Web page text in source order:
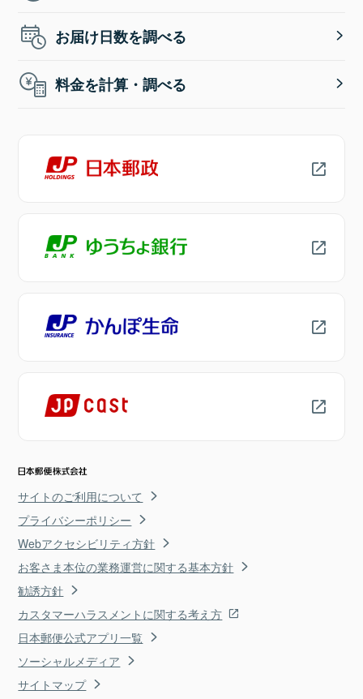
お届け日数を調べる
料金を計算・調べる
サイトのご利用について
プライバシーポリシー
Webアクセシビリティ方針
お客さま本位の業務運営に関する基本方針
勧誘方針
カスタマーハラスメントに関する考え方
日本郵便公式アプリ一覧
ソーシャルメディア
サイトマップ